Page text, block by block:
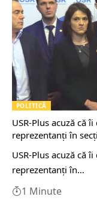
POLITICĂ
USR-Plus acuză că
reprezentanţi în
USR-Plus acuză că
reprezentanţi în…
1 Minute